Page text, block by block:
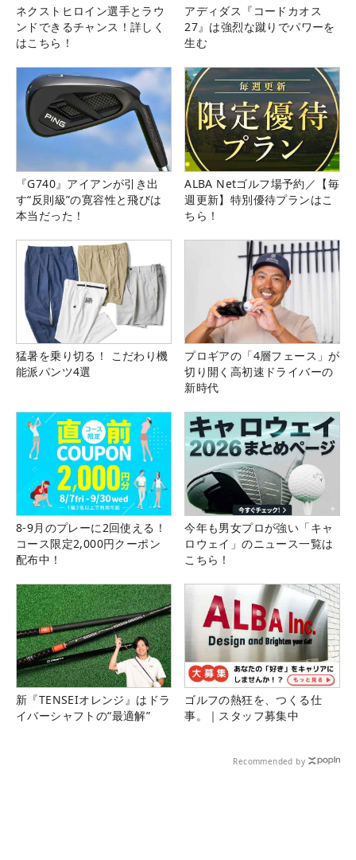
ネクストヒロイン選手とラウ
ンドできるチャンス！詳しく
はこちら！
アディダス『コードカオス
27』は強烈な蹴りでパワーを
生む
『G740』アイアンが引き出
す“反則級”の寛容性と飛びは
本当だった！
ALBA Netゴルフ場予約／【毎
週更新】特別優待プランはこ
ちら！
猛暑を乗り切る！ こだわり機
能派パンツ4選
プロギアの「4層フェース」が
切り開く高初速ドライバーの
新時代
8-9月のプレーに2回使える！
コース限定2,000円クーポン
配布中！
今年も男女プロが強い「キャ
ロウェイ」のニュース一覧は
こちら！
新『TENSEIオレンジ』はドラ
イバーシャフトの“最適解”
ゴルフの熱狂を、つくる仕
事。｜スタッフ募集中
Recommended by